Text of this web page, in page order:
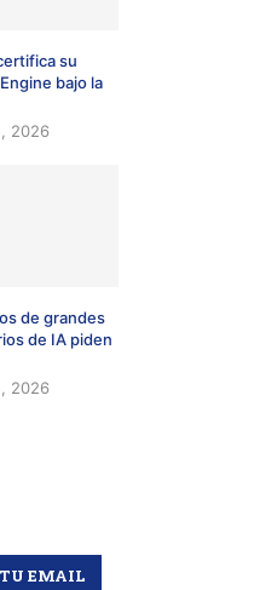
su
bajo la
2026
de grandes
de IA piden
2026
EMAIL